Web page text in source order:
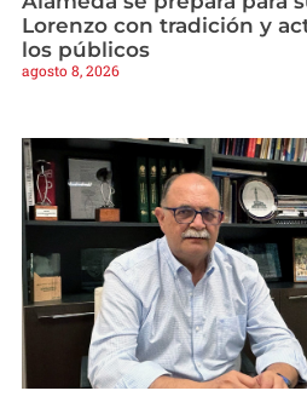
Lorenzo con tradición y
los públicos
agosto 8, 2026